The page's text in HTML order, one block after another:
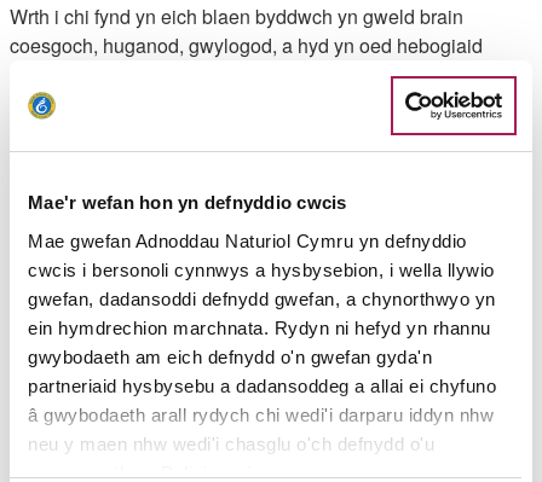
Mae'r wefan hon yn defnyddio cwcis
Mae gwefan Adnoddau Naturiol Cymru yn defnyddio
cwcis i bersonoli cynnwys a hysbysebion, i wella llywio
gwefan, dadansoddi defnydd gwefan, a chynorthwyo yn
ein hymdrechion marchnata. Rydyn ni hefyd yn rhannu
gwybodaeth am eich defnydd o'n gwefan gyda'n
partneriaid hysbysebu a dadansoddeg a allai ei chyfuno
â gwybodaeth arall rydych chi wedi'i darparu iddyn nhw
neu y maen nhw wedi'i chasglu o'ch defnydd o'u
gwasanaethau. Polisi cwcis
Wrth i chi fynd yn eich blaen byddwch yn gweld brain
coesgoch, huganod, gwylogod, a hyd yn oed hebogiaid
tramor fry uwchben, ynghyd â myrdd o frithegion lliwgar yn
ystod misoedd yr haf. Cerddwch ar hyd y llwybr trwy’r caeau,
gan groesi dwy bont, cyn dilyn arwydd Cwmtydu i lawr lôn
goediog nes cyrraedd dôl odidog yn llawn blodau gwyllt, a
gaiff ei phori gan wartheg.
Byddwch yn mynd heibio i Dŷ Pen-y-Graig cyn cyrraedd y
clogwyni uwchlaw Cwm Silio. O’r fan hon, dilynwch y llethr i
lawr i gyfeiriad Castell Bach, cyn anelu’n ôl at Gwmtydu.
Uchafbwyntiau'r daith
Uchafbwyntiau Nigel Nicholas, swyddog Llwybr Arfordir
Cymru: